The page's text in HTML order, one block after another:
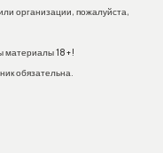
организации, пожалуйста,
материалы 18+!
обязательна.